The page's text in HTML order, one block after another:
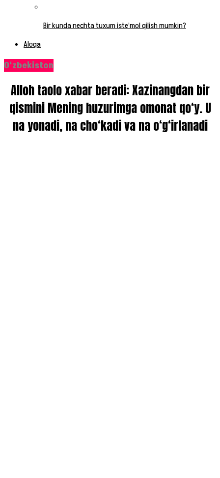
Bir kunda nechta tuxum iste’mol qilish mumkin?
Aloqa
O‘zbekiston
Alloh taolo xabar beradi: Xazinangdan bir
qismini Mening huzurimga omonat qo‘y. U
na yonadi, na cho‘kadi va na o‘g‘irlanadi